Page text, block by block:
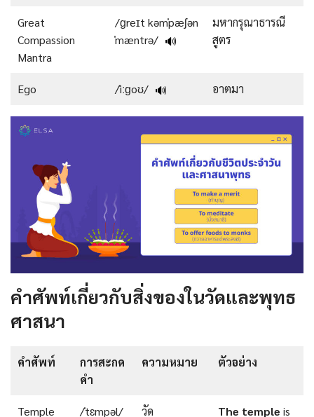
Great
Compassion
Mantra
/ɡreɪt kəmˈpæʃən
ˈmæntrə/ 🔊
มหากรุณาธารณี
สูตร
Ego /ˈiːɡoʊ/ 🔊 อาตมา
คำศัพท์เกี่ยวกับสิ่งของในวัดและพุทธ
ศาสนา
คำศัพท์
การสะกด
คำ
ความหมาย ตัวอย่าง
Temple /ˈtɛmpəl/ วัด The temple is